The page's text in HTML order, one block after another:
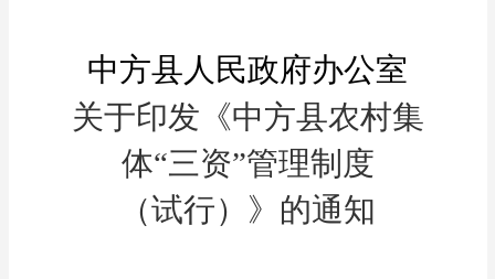
中方县人民政府办公室
关于印发《中方县农村集
体“三资”管理制度
（试行） 》的通知